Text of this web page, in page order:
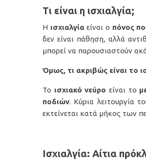
Τι είναι η ισχιαλγία;
Η ισχιαλγίαείναι ο πόνος
δεν είναι πάθηση, αλλά
μπορεί να παρουσιαστούν
Όμως, τι ακριβώς είναι το
Το ισχιακό νεύρο είναι το
ποδιών. Κύρια λειτουργία
εκτείνεται κατά μήκος των
Ισχιαλγία: Αίτια